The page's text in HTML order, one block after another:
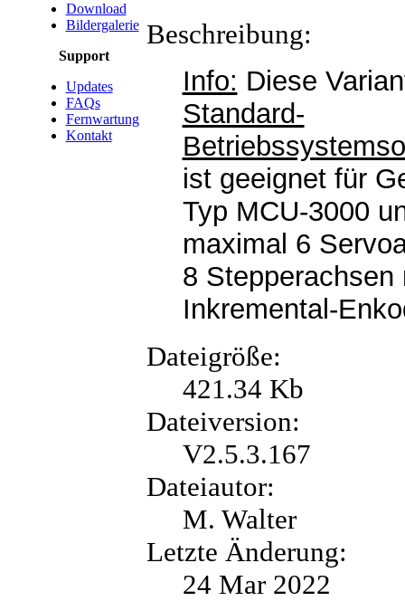
Download
Bildergalerie
Support
Updates
FAQs
Fernwartung
Kontakt
Beschreibung:
Info: Diese
Standard-
ist geeignet für
Typ MCU-3000
maximal 6
8 Stepperachsen
Inkremental-
Dateigröße:
421.34 Kb
Dateiversion:
V2.5.3.167
Dateiautor:
M. Walter
Letzte Änderung:
24 Mar 2022